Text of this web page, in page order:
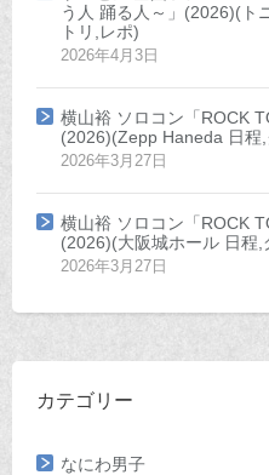
う人 踊る人～」(2026)(ト
トリ,レポ)
2026年4月3日
横山裕 ソロコン「ROCK
(2026)(Zepp Haneda 日程
2026年3月27日
横山裕 ソロコン「ROCK
(2026)(大阪城ホール 日程
2026年3月27日
カテゴリー
なにわ男子